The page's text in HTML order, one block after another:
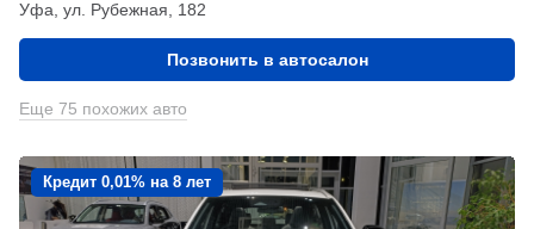
Уфа, ул. Рубежная, 182
Позвонить в автосалон
Еще 75 похожих авто
Кредит 0,01% на 8 лет